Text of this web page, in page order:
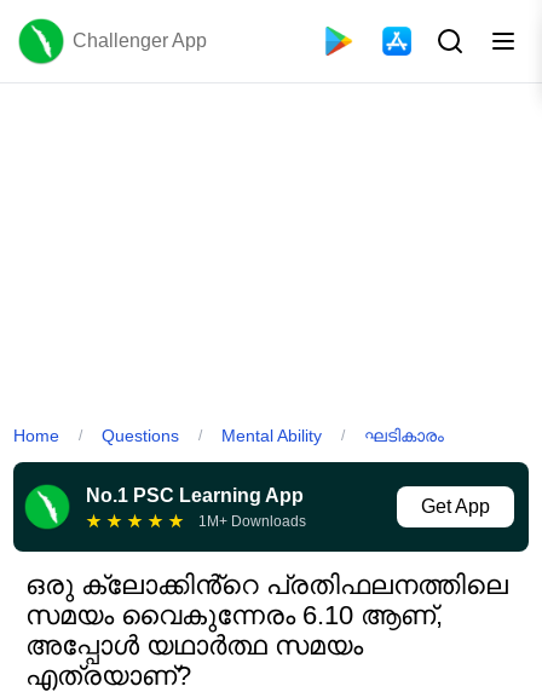
Challenger App
Home / Questions / Mental Ability / ഘടികാരം
No.1 PSC Learning App
★ ★ ★ ★ ★ 1M+ Downloads
Get App
ഒരു ക്ലോക്കിൻ്റെ പ്രതിഫലനത്തിലെ
സമയം വൈകുന്നേരം 6.10 ആണ്,
അപ്പോൾ യഥാർത്ഥ സമയം
എത്രയാണ്?